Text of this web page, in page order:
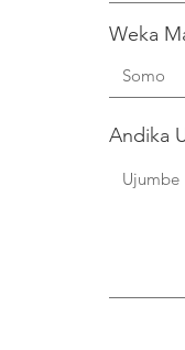
Weka
Andika